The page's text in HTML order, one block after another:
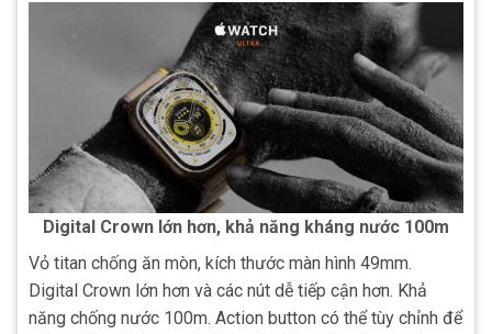
Digital Crown lớn hơn, khả năng kháng nước 100m
Vỏ titan chống ăn mòn, kích thước màn hình 49mm.
Digital Crown lớn hơn và các nút dễ tiếp cận hơn. Khả
năng chống nước 100m. Action button có thể tùy chỉnh để